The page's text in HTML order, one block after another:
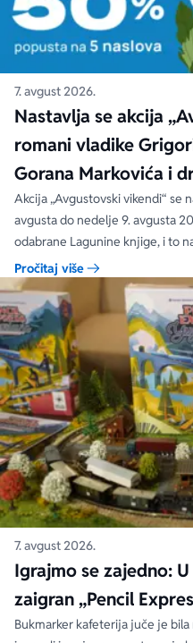
7. avgust 2026.
Nastavlja se akcija
romani vladike
Gorana Markovića i
čak 40, 50 i 60%
Akcija „Avgustovski vikendi“ se
avgusta do nedelje 9. avgusta
odabrane Lagunine knjige, i to
svim Delfi knjižarama.
Pročitaj više
7. avgust 2026.
Igrajmo se zajedno:
zaigran „Pencil
Bukmarker kafeterija juče je